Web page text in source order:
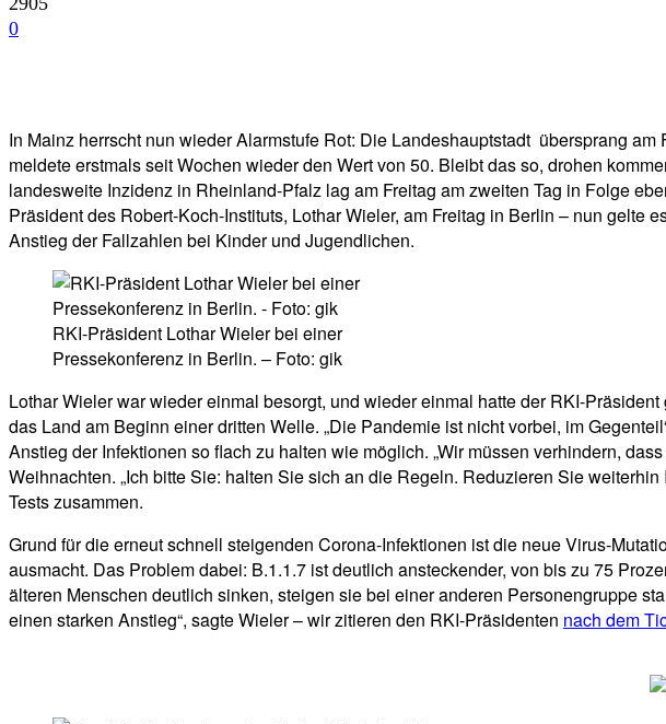
0
In Mainz herrscht nun wieder Alarmstufe Rot: Die Landeshauptstadt übersprang
meldete erstmals seit Wochen wieder den Wert von 50. Bleibt das so, drohen
landesweite Inzidenz in Rheinland-Pfalz lag am Freitag am zweiten Tag in Folge
Präsident des Robert-Koch-Instituts, Lothar Wieler, am Freitag in Berlin – nun
Anstieg der Fallzahlen bei Kinder und Jugendlichen.
RKI-Präsident Lothar Wieler bei einer
Pressekonferenz in Berlin. – Foto: gik
Lothar Wieler war wieder einmal besorgt, und wieder einmal hatte der RKI-
das Land am Beginn einer dritten Welle. „Die Pandemie ist nicht vorbei, im
Anstieg der Infektionen so flach zu halten wie möglich. „Wir müssen verhindern,
Weihnachten. „Ich bitte Sie: halten Sie sich an die Regeln. Reduzieren Sie
Tests zusammen.
Grund für die erneut schnell steigenden Corona-Infektionen ist die neue Virus-
ausmacht. Das Problem dabei: B.1.1.7 ist deutlich ansteckender, von bis zu 75
älteren Menschen deutlich sinken, steigen sie bei einer anderen Personengruppe
einen starken Anstieg“, sagte Wieler – wir zitieren den RKI-Präsidenten nach dem